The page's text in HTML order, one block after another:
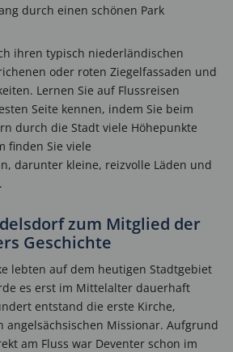
durch einen schönen Park
ihren typisch niederländischen
oder roten Ziegelfassaden und
Lernen Sie auf Flussreisen
Seite kennen, indem Sie beim
durch die Stadt viele Höhepunkte
finden Sie viele
darunter kleine, reizvolle Läden und
zum Mitglied der
Geschichte
lebten auf dem heutigen Stadtgebiet
es erst im Mittelalter dauerhaft
entstand die erste Kirche,
angelsächsischen Missionar. Aufgrund
am Fluss war Deventer schon im